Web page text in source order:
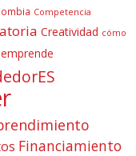
Competencia
Creatividad cómo
emprende
Financiamiento